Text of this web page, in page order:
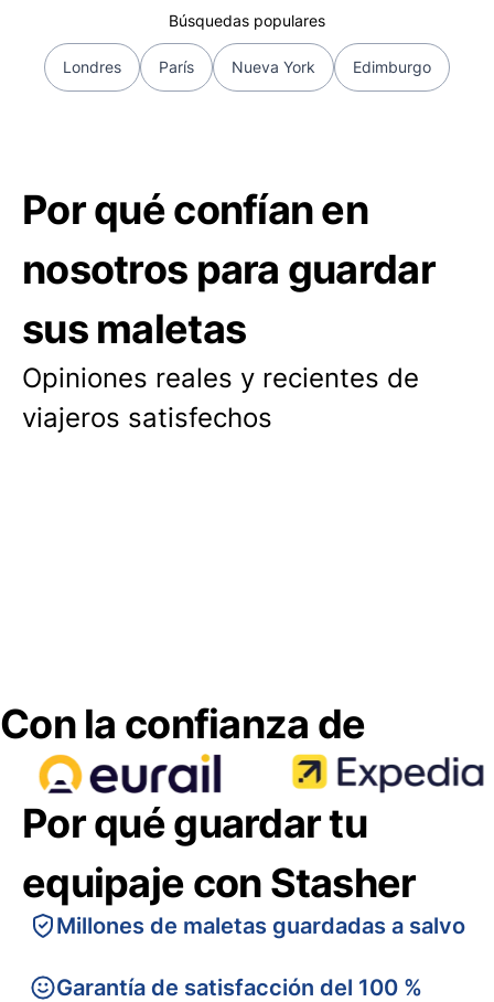
Búsquedas populares
Londres París Nueva York Edimburgo
Por qué confían en
nosotros para guardar
sus maletas
Opiniones reales y recientes de
viajeros satisfechos
Con la confianza de
Por qué guardar tu
equipaje con Stasher
Millones de maletas guardadas a salvo
Garantía de satisfacción del 100 %